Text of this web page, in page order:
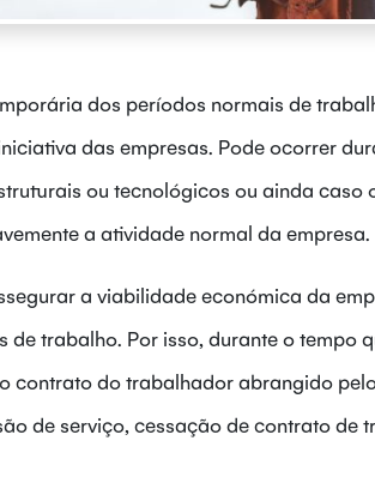
dos períodos normais de
das empresas. Pode ocorrer
ou tecnológicos ou ainda
a atividade normal da empresa.
a viabilidade económica da
de trabalho. Por isso, durante o tempo
contrato do trabalhador abrangido
de serviço, cessação de contrato de